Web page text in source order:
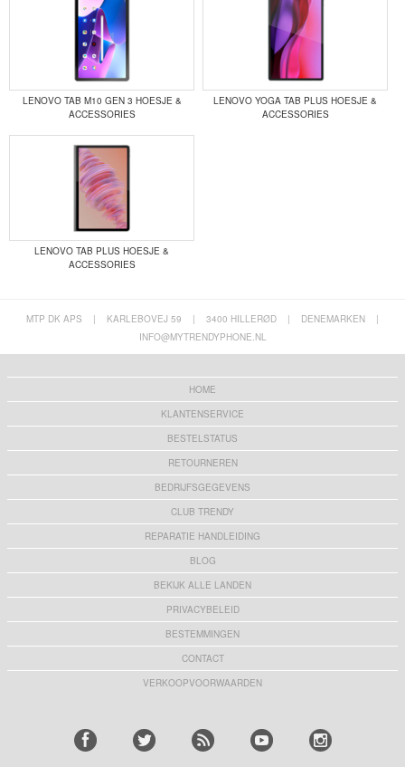
LENOVO TAB M10 GEN 3 HOESJE &
ACCESSORIES
LENOVO YOGA TAB PLUS HOESJE &
ACCESSORIES
LENOVO TAB PLUS HOESJE &
ACCESSORIES
MTP DK APS | KARLEBOVEJ 59 | 3400 HILLERØD | DENEMARKEN
|
INFO@MYTRENDYPHONE.NL
HOME
KLANTENSERVICE
BESTELSTATUS
RETOURNEREN
BEDRIJFSGEGEVENS
CLUB TRENDY
REPARATIE HANDLEIDING
BLOG
BEKIJK ALLE LANDEN
PRIVACYBELEID
BESTEMMINGEN
CONTACT
VERKOOPVOORWAARDEN